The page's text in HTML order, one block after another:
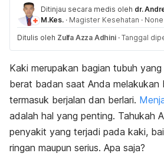
Ditinjau secara medis oleh dr.
M.Kes. · Magister Kesehatan · None
Ditulis oleh Zulfa Azza Adhini · Tanggal
Kaki merupakan bagian tubuh
berat badan saat Anda melakukan
termasuk berjalan dan berlari.
adalah hal yang penting. Tahukah
penyakit yang terjadi pada kaki,
ringan maupun serius. Apa saja?